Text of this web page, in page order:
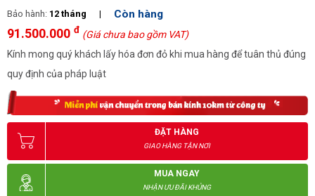
Bảo hành: 12 tháng | Còn hàng
91.500.000 đ (Giá chưa bao gồm VAT)
Kính mong quý khách lấy hóa đơn đỏ khi mua hàng để tuân thủ đúng
quy định của pháp luật
ĐẶT HÀNG
GIAO HÀNG TẬN NƠI
MUA NGAY
NHẬN ƯU ĐÃI KHỦNG